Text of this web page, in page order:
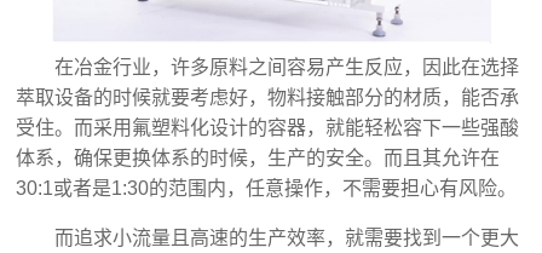
在冶金行业，许多原料之间容易产生反应，因此在选择
萃取设备的时候就要考虑好，物料接触部分的材质，能否承
受住。而采用氟塑料化设计的容器，就能轻松容下一些强酸
体系，确保更换体系的时候，生产的安全。而且其允许在
30:1或者是1:30的范围内，任意操作，不需要担心有风险。
而追求小流量且高速的生产效率，就需要找到一个更大